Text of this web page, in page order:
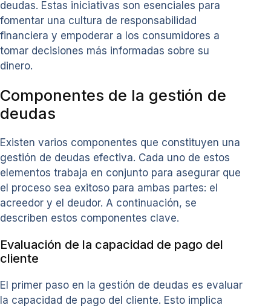
deudas. Estas iniciativas son esenciales para
fomentar una cultura de responsabilidad
financiera y empoderar a los consumidores a
tomar decisiones más informadas sobre su
dinero.
Componentes de la gestión de
deudas
Existen varios componentes que constituyen una
gestión de deudas efectiva. Cada uno de estos
elementos trabaja en conjunto para asegurar que
el proceso sea exitoso para ambas partes: el
acreedor y el deudor. A continuación, se
describen estos componentes clave.
Evaluación de la capacidad de pago del
cliente
El primer paso en la gestión de deudas es evaluar
la capacidad de pago del cliente. Esto implica